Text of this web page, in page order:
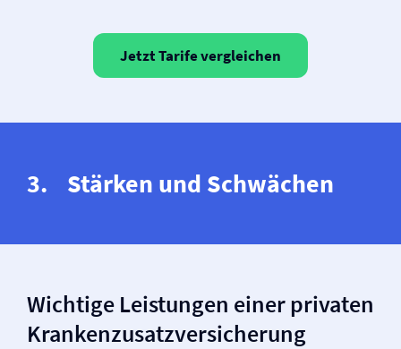
Jetzt Tarife vergleichen
Stärken und Schwächen
Wichtige Leistungen einer privaten
Krankenzusatz­versicherung